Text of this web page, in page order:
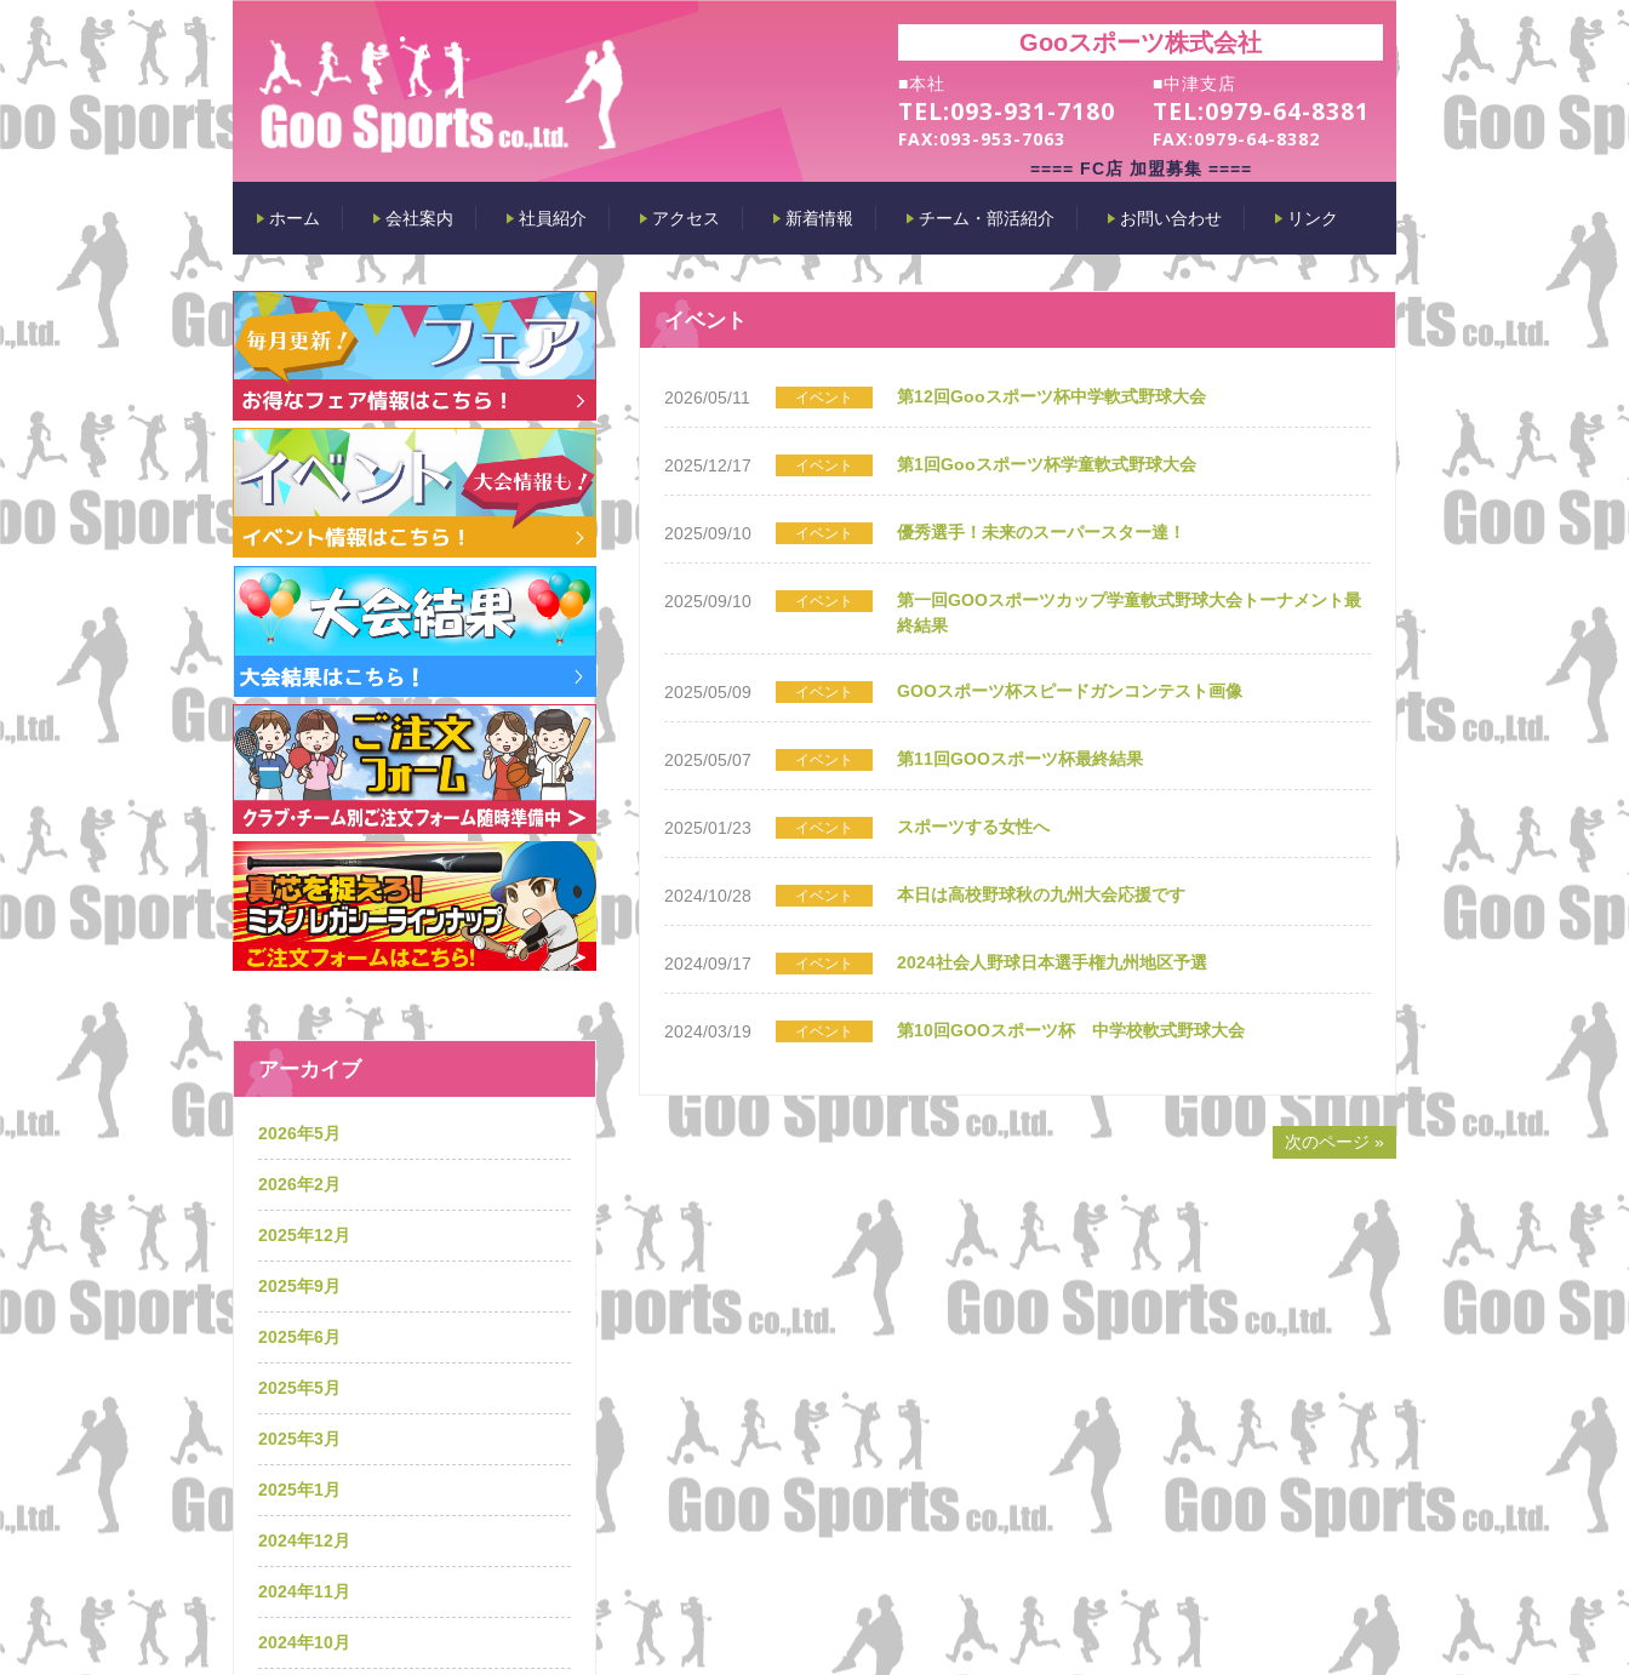
Gooスポーツ株式会社
■本社
TEL:093-931-7180
FAX:093-953-7063
■中津支店
TEL:0979-64-8381
FAX:0979-64-8382
==== FC店 加盟募集 ====
ホーム 会社案内 社員紹介 アクセス 新着情報 チーム・部活紹介 お問い合わせ リンク
イベント
2026/05/11 イベント 第12回Gooスポーツ杯中学軟式野球大会
2025/12/17 イベント 第1回Gooスポーツ杯学童軟式野球大会
2025/09/10 イベント 優秀選手！未来のスーパースター達！
2025/09/10 イベント
第一回GOOスポーツカップ学童軟式野球大会トーナメント最
終結果
2025/05/09 イベント GOOスポーツ杯スピードガンコンテスト画像
2025/05/07 イベント 第11回GOOスポーツ杯最終結果
2025/01/23 イベント スポーツする女性へ
2024/10/28 イベント 本日は高校野球秋の九州大会応援です
2024/09/17 イベント 2024社会人野球日本選手権九州地区予選
2024/03/19 イベント 第10回GOOスポーツ杯 中学校軟式野球大会
次のページ »
アーカイブ
2026年5月
2026年2月
2025年12月
2025年9月
2025年6月
2025年5月
2025年3月
2025年1月
2024年12月
2024年11月
2024年10月